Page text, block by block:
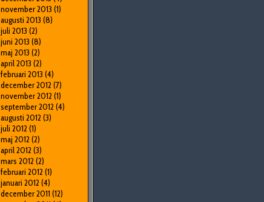
november 2013 (1)
augusti 2013 (8)
juli 2013 (2)
juni 2013 (8)
maj 2013 (2)
april 2013 (2)
februari 2013 (4)
december 2012 (7)
november 2012 (1)
september 2012 (4)
augusti 2012 (3)
juli 2012 (1)
maj 2012 (2)
april 2012 (3)
mars 2012 (2)
februari 2012 (1)
januari 2012 (4)
december 2011 (12)